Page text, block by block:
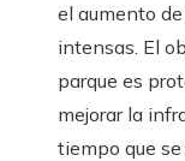
el aumento
intensas. El
parque es
mejorar la
tiempo que